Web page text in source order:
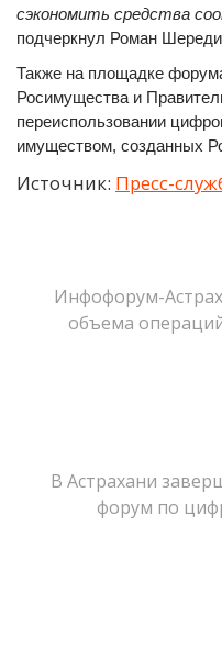
сэкономить средства
подчеркнул Роман
Также на площадке
Росимущества и
переиспользовании
имуществом, созданных
Источник: Пресс-
Инфофорум-
объема
В Астрахани
форум по